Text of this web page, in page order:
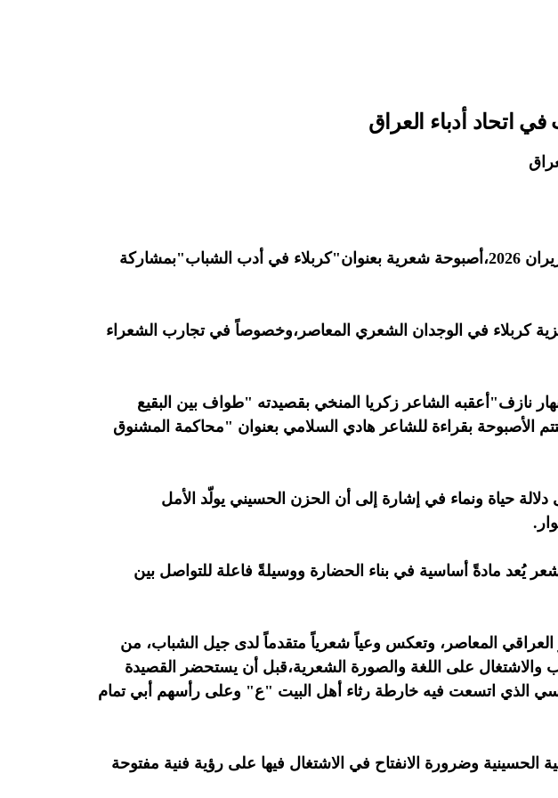
اتحاد أدباء العراق
أقام نادي أدب الشباب في الاتحاد العام للأدباء والكتاب في العراق،اليوم السبت 20 حزيران 2026،أصبوحة شعرية بعنوان"كربلاء في أدب الشباب"بمشاركة
كربلاء في الوجدان الشعري المعاصر،وخصوصاً في تجارب الشعراء
نازف"أعقبه الشاعر زكريا المنخي بقصيدته "طواف بين البقيع
الأصبوحة بقراءة للشاعر هادي السلامي بعنوان "محاكمة المشنوق
دلالة حياة ونماء في إشارة إلى أن الحزن الحسيني يولّد الأمل
يُعد مادةً أساسية في بناء الحضارة ووسيلةً فاعلة للتواصل بين
المعاصر، وتعكس وعياً شعرياً متقدماً لدى جيل الشباب، من
والاشتغال على اللغة والصورة الشعرية،قبل أن يستحضر القصيدة
الذي اتسعت فيه خارطة رثاء أهل البيت "ع" وعلى رأسهم أبي تمام
الحسينية وضرورة الانفتاح في الاشتغال فيها على رؤية فنية مفتوحة